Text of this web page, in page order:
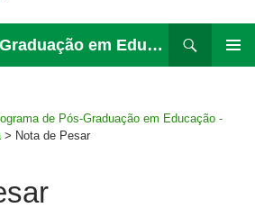
Programa de Pós-Graduação em Educação – PPGEdu
para
de Pós-Graduação em Educação -
> Nota de Pesar